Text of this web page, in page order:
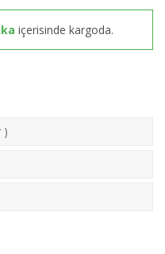
içerisinde kargoda.
)